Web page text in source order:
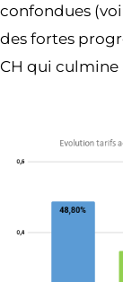
confondues
des fortes
CH qui culmine